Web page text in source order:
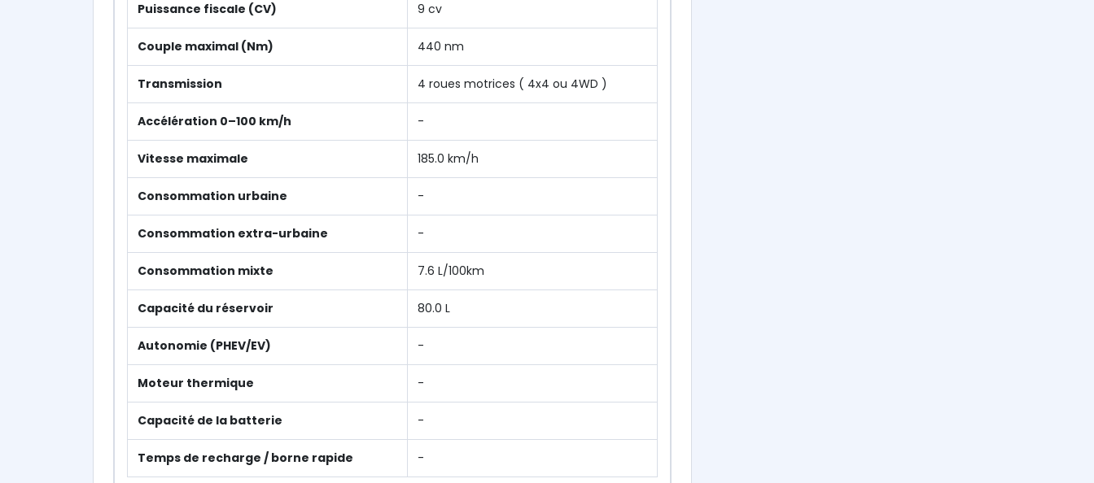
Puissance fiscale (CV) 9 cv
Couple maximal (Nm) 440 nm
Transmission 4 roues motrices ( 4x4 ou 4WD )
Accélération 0–100 km/h -
Vitesse maximale 185.0 km/h
Consommation urbaine -
Consommation extra-urbaine -
Consommation mixte 7.6 L/100km
Capacité du réservoir 80.0 L
Autonomie (PHEV/EV) -
Moteur thermique -
Capacité de la batterie -
Temps de recharge / borne rapide -